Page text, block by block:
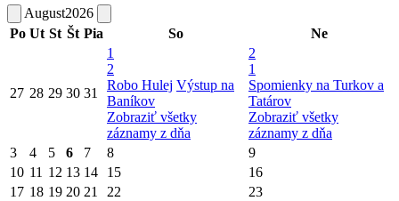
August2026
Po Ut St Št Pia So Ne
27 28 29 30 31
1
2
Robo Hulej Výstup na
Baníkov
Zobraziť všetky
záznamy z dňa
2
1
Spomienky na Turkov a
Tatárov
Zobraziť všetky
záznamy z dňa
3
4 5 6 7 8
9
10 11 12 13 14 15
16
17 18 19 20 21 22
23